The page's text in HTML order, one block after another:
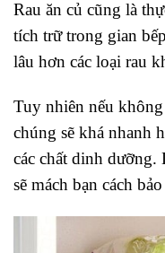
Rau ăn củ cũng là
tích trữ trong gian
lâu hơn các loại rau
Tuy nhiên nếu
chúng sẽ khá nhanh
các chất dinh dưỡng.
sẽ mách bạn cách